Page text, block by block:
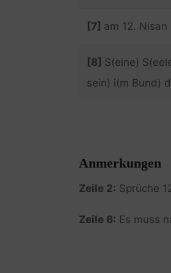
[7] am 12. Nisan
[8] S(eine)
sein) i(m Bund)
Anmerkungen
Zeile 2: Sprüche
Zeile 6: Es muss